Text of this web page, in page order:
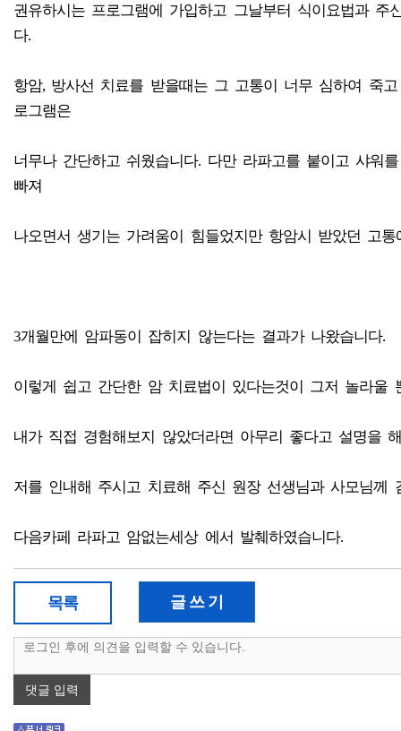
권유하시는 프로그램에 가입하고 그날부터 식이요법과
다.
항암, 방사선 치료를 받을때는 그 고통이 너무 심하여 죽
로그램은
너무나 간단하고 쉬웠습니다. 다만 라파고를 붙이고 샤워
빠져
나오면서 생기는 가려움이 힘들었지만 항암시 받았던 고
3개월만에 암파동이 잡히지 않는다는 결과가 나왔습니다.
이렇게 쉽고 간단한 암 치료법이 있다는것이 그저 놀라울
내가 직접 경험해보지 않았더라면 아무리 좋다고 설명을
저를 인내해 주시고 치료해 주신 원장 선생님과 사모님께
다음카페 라파고 암없는세상 에서 발췌하였습니다.
목록 글 쓰 기
댓글 입력